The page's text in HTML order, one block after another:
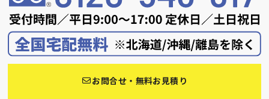
お問合せ・無料お見積り